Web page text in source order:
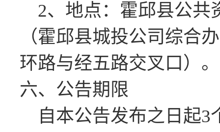
2、地点： 霍邱县公共
（霍邱县城投公司综合
环路与经五路交叉口） 。
六、公告期限
自本公告发布之日起3